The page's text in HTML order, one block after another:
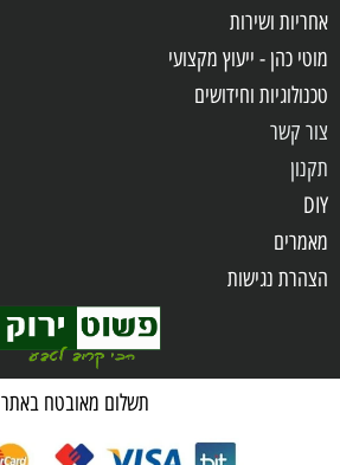
אחריות ושירות
מוטי כהן - ייעוץ מקצועי
טכנולוגיות וחידושים
צור קשר
תקנון
DIY
מאמרים
הצהרת נגישות
תשלום מאובטח באתר